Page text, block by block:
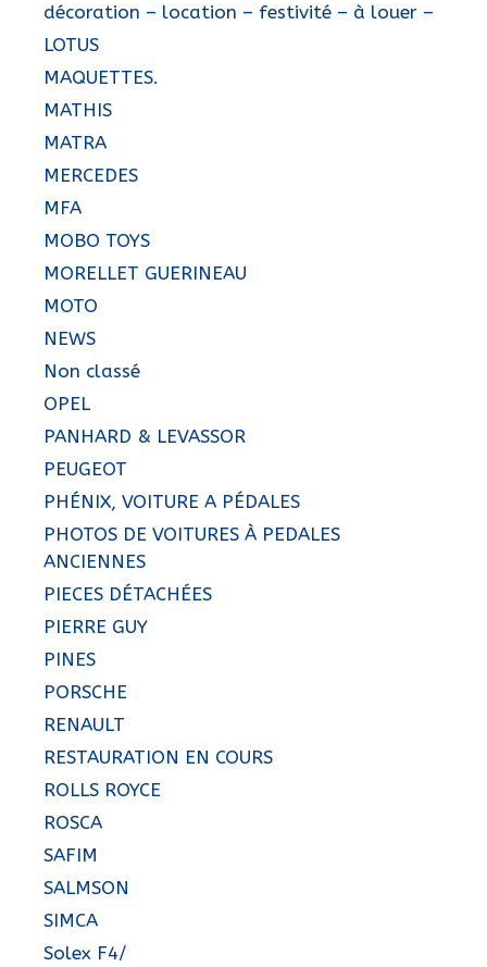
décoration – location – festivité – à louer –
LOTUS
MAQUETTES.
MATHIS
MATRA
MERCEDES
MFA
MOBO TOYS
MORELLET GUERINEAU
MOTO
NEWS
Non classé
OPEL
PANHARD & LEVASSOR
PEUGEOT
PHÉNIX, VOITURE A PÉDALES
PHOTOS DE VOITURES À PEDALES
ANCIENNES
PIECES DÉTACHÉES
PIERRE GUY
PINES
PORSCHE
RENAULT
RESTAURATION EN COURS
ROLLS ROYCE
ROSCA
SAFIM
SALMSON
SIMCA
Solex F4/